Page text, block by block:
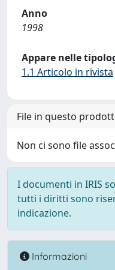
Anno
1998
Appare nelle
1.1 Articolo in rivista
File in questo
Non ci sono file
I documenti in IRIS
tutti i diritti sono
indicazione.
Informazioni